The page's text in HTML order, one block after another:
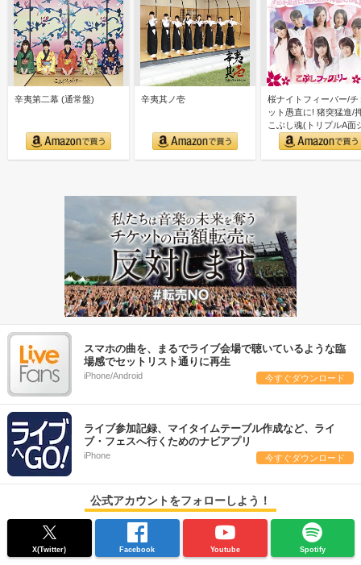
辛夷第二幕 (通常盤) 辛夷其ノ壱
桜ナイトフィーバー/チ
ット愚直に! 猪突猛進/
こぶし魂(トリプルA面
グル)(初回生産…
スマホの曲を、まるでライブ会場で聴いているような臨
場感でセットリスト通りに再生
iPhone/Android 今すぐダウンロード
ライブ参加記録、マイタイムテーブル作成など、ライ
ブ・フェスへ行くためのナビアプリ
iPhone 今すぐダウンロード
公式アカウントをフォローしよう！
X(Twitter) Facebook Youtube Spotify